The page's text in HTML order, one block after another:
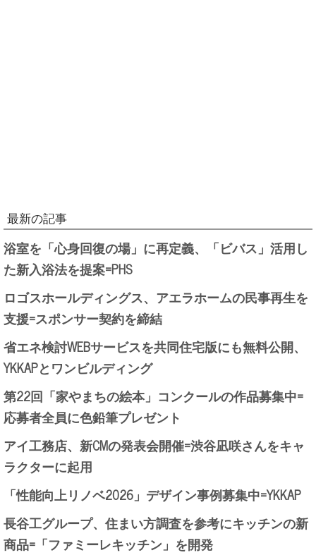
最新の記事
浴室を「心身回復の場」に再定義、「ビバス」活用し
た新入浴法を提案=PHS
ロゴスホールディングス、アエラホームの民事再生を
支援=スポンサー契約を締結
省エネ検討WEBサービスを共同住宅版にも無料公開、
YKKAPとワンビルディング
第22回「家やまちの絵本」コンクールの作品募集中=
応募者全員に色鉛筆プレゼント
アイ工務店、新CMの発表会開催=渋谷凪咲さんをキャ
ラクターに起用
「性能向上リノベ2026」デザイン事例募集中=YKKAP
長谷工グループ、住まい方調査を参考にキッチンの新
商品=「ファミーレキッチン」を開発